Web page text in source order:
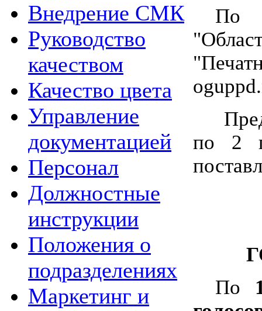
Внедрение СМК
Руководство
качеством
Качество цвета
Управление
документацией
Персонал
Должностные
инструкции
Положения о
подразделениях
Маркетинг и
по 2
По